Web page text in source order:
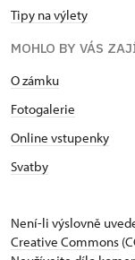
Tipy na výlety
MOHLO BY VÁS
O zámku
Fotogalerie
Online vstupenky
Svatby
Není-li výslovně
Creative Commons